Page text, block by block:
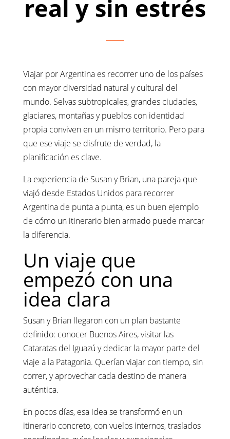
real y sin estrés
Viajar por Argentina es recorrer uno de los países
con mayor diversidad natural y cultural del
mundo. Selvas subtropicales, grandes ciudades,
glaciares, montañas y pueblos con identidad
propia conviven en un mismo territorio. Pero para
que ese viaje se disfrute de verdad, la
planificación es clave.
La experiencia de Susan y Brian, una pareja que
viajó desde Estados Unidos para recorrer
Argentina de punta a punta, es un buen ejemplo
de cómo un itinerario bien armado puede marcar
la diferencia.
Un viaje que
empezó con una
idea clara
Susan y Brian llegaron con un plan bastante
definido: conocer Buenos Aires, visitar las
Cataratas del Iguazú y dedicar la mayor parte del
viaje a la Patagonia. Querían viajar con tiempo, sin
correr, y aprovechar cada destino de manera
auténtica.
En pocos días, esa idea se transformó en un
itinerario concreto, con vuelos internos, traslados